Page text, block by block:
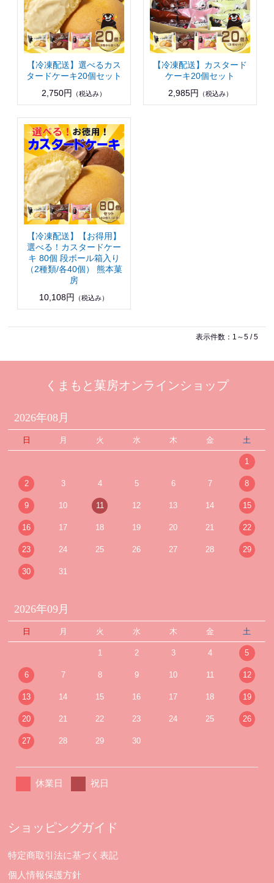
【冷凍配送】選べるカス
タードケーキ20個セット
2,750円
（税込み）
【冷凍配送】カスタード
ケーキ20個セット
2,985円 （税込み）
【冷凍配送】【お得用】
選べる！カスタードケー
キ 80個 段ボール箱入り
（2種類/各40個） 熊本菓
房
10,108円
（税込み）
表示件数：1～5 / 5
くまもと菓房オンラインショップ
2026年08月
日 月 火 水 木 金 土
1
2 3 4 5 6 7 8
9 10 11 12 13 14 15
16 17 18 19 20 21 22
23 24 25 26 27 28 29
30 31
2026年09月
日 月 火 水 木 金 土
1 2 3 4 5
6 7 8 9 10 11 12
13 14 15 16 17 18 19
20 21 22 23 24 25 26
27 28 29 30
休業日 祝日
ショッピングガイド
特定商取引法に基づく表記
個人情報保護方針